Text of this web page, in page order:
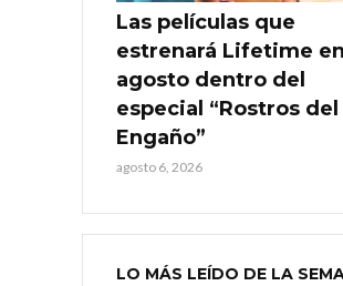
Las películas que
estrenará Lifetime en
agosto dentro del
especial “Rostros del
Engaño”
agosto 6, 2026
LO MÁS LEÍDO DE LA